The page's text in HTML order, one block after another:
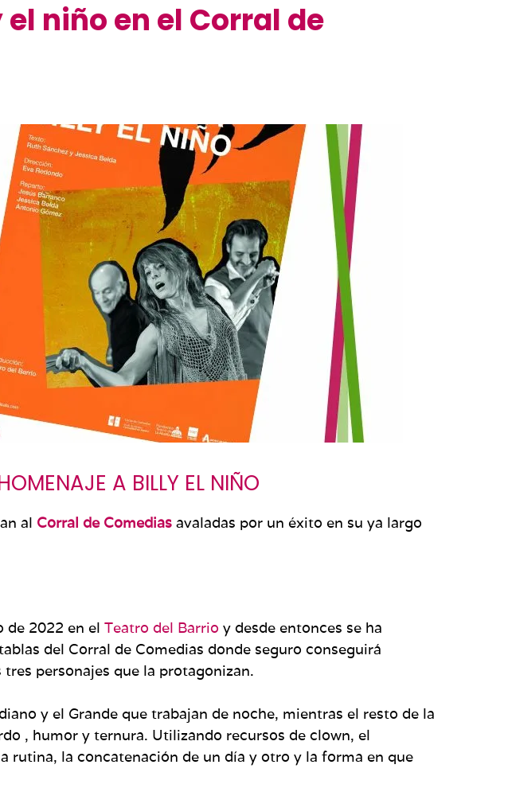
niño en el Corral de
A BILLY EL NIÑO
al Corral de Comedias avaladas por un éxito en su ya largo
de 2022 en el Teatro del Barrio y desde entonces se ha
del Corral de Comedias donde seguro conseguirá
personajes que la protagonizan.
y el Grande que trabajan de noche, mientras el resto de la
, humor y ternura. Utilizando recursos de clown, el
rutina, la concatenación de un día y otro y la forma en que